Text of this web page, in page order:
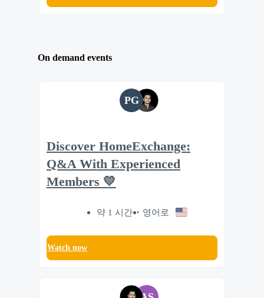
On demand events
PG
Discover HomeExchange:
Q&A With Experienced
Members 💛
약 1 시간 영어로
Watch now